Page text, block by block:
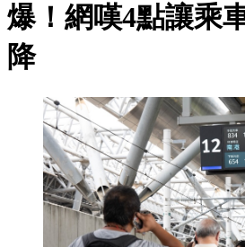
爆！網嘆4點讓乘
降